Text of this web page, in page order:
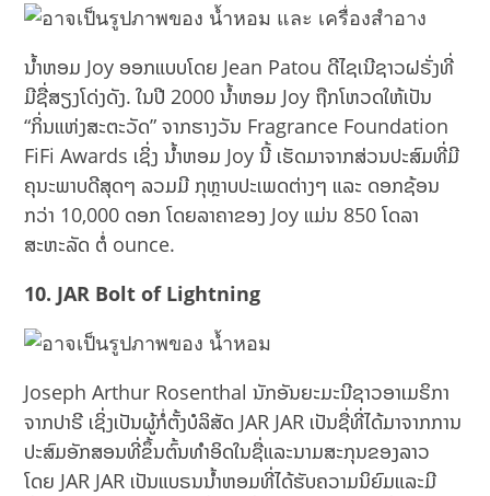
ນ້ຳຫອມ Joy ອອກແບບໂດຍ Jean Patou ດີໄຊເນີຊາວຝຣັ່ງທີ່
ມີຊື່ສຽງໂດ່ງດັງ. ໃນປີ 2000 ນ້ຳຫອມ Joy ຖືກໂຫວດໃຫ້ເປັນ
“ກິ່ນແຫ່ງສະຕະວັດ” ຈາກຮາງວັນ Fragrance Foundation
FiFi Awards ເຊິ່ງ ນ້ຳຫອມ Joy ນີ້ ເຮັດມາຈາກສ່ວນປະສົມທີ່ມີ
ຄຸນະພາບດີສຸດໆ ລວມມີ ກຸຫຼາບປະເພດຕ່າງໆ ແລະ ດອກຊ້ອນ
ກວ່າ 10,000 ດອກ ໂດຍລາຄາຂອງ Joy ແມ່ນ 850 ໂດລາ
ສະຫະລັດ ຕໍ່ ounce.
10. JAR Bolt of Lightning
Joseph Arthur Rosenthal ນັກອັນຍະມະນີຊາວອາເມຣິກາ
ຈາກປາຣີ ເຊິ່ງເປັນຜູ້ກໍ່ຕັ້ງບໍລິສັດ JAR JAR ເປັນຊື່ທີ່ໄດ້ມາຈາກການ
ປະສົມອັກສອນທີ່ຂຶ້ນຕົ້ນທຳອິດໃນຊື່ແລະນາມສະກຸນຂອງລາວ
ໂດຍ JAR JAR ເປັນແບຣນນ້ຳຫອມທີ່ໄດ້ຮັບຄວາມນິຍົມແລະມີ